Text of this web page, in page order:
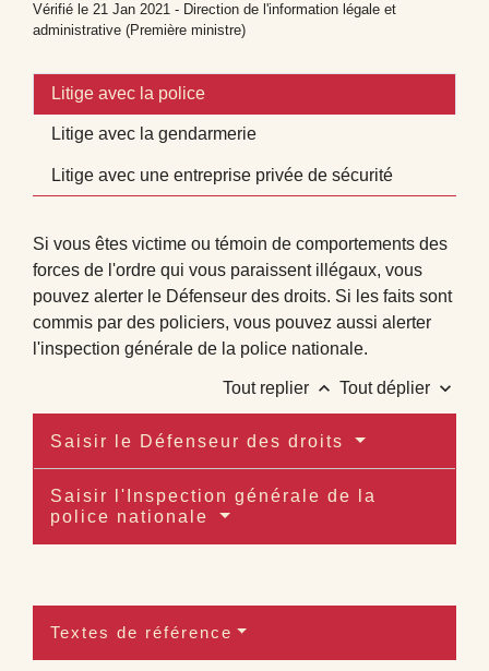
Vérifié le 21 Jan 2021 - Direction de l'information légale et
administrative (Première ministre)
Litige avec la police
Litige avec la gendarmerie
Litige avec une entreprise privée de sécurité
Si vous êtes victime ou témoin de comportements des
forces de l'ordre qui vous paraissent illégaux, vous
pouvez alerter le Défenseur des droits. Si les faits sont
commis par des policiers, vous pouvez aussi alerter
l'inspection générale de la police nationale.
Tout replier keyboard_arrow_up Tout déplier keyboard_arrow_down
Saisir le Défenseur des droits
Saisir l'Inspection générale de la
police nationale
Textes de référence